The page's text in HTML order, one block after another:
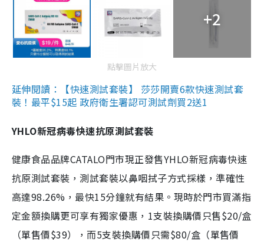
+2
點擊圖片放大
延伸閱讀：【快速測試套裝】 莎莎開賣6款快速測試套
裝！最平$15起 政府衛生署認可測試劑買2送1
YHLO新冠病毒快速抗原測試套裝
健康食品品牌CATALO門市現正發售YHLO新冠病毒快速
抗原測試套裝，測試套裝以鼻咽拭子方式採樣，準確性
高達98.26%，最快15分鐘就有結果。現時於門市買滿指
定金額換購更可享有獨家優惠，1支裝換購價只售$20/盒
（單售價$39），而5支裝換購價只需$80/盒（單售價